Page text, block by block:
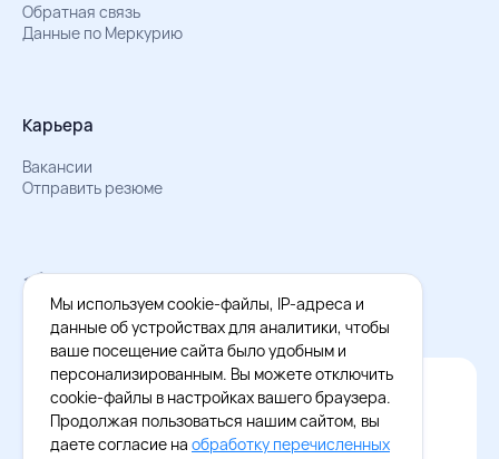
Обратная связь
Данные по Меркурию
Карьера
Вакансии
Отправить резюме
Мы в Телеграм
Документы об обработке персональных данных
Охрана труда – результаты СОУТ
Официальное приложение Восток - Запад
Cкачайте бесплатное приложение
Мы используем cookie-файлы, IP-адреса и
данные об устройствах для аналитики, чтобы
ваше посещение сайта было удобным и
персонализированным. Вы можете отключить
cookie-файлы в настройках вашего браузера.
Продолжая пользоваться нашим сайтом, вы
даете согласие на обработку перечисленных